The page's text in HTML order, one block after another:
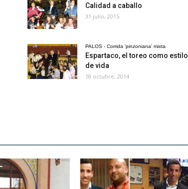
Calidad a caballo
31 julio, 2015
PALOS - Corrida 'pinzoniana' mixta
Espartaco, el toreo como estilo
de vida
18 octubre, 2014